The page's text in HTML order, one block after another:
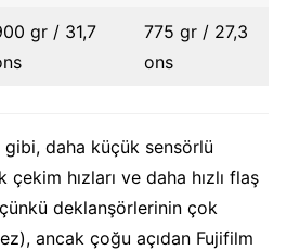
gr / 31,7
775 gr / 27,3
ons
daha küçük sensörlü
hızları ve daha hızlı flaş
deklanşörlerinin çok
ancak çoğu açıdan Fujifilm